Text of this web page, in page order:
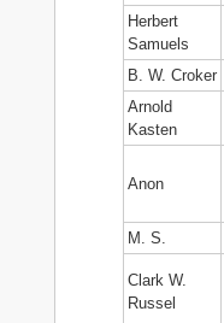
Herbert
Samuels
B. W. Croker
Arnold
Kasten
Anon
M. S.
Clark W.
Russel